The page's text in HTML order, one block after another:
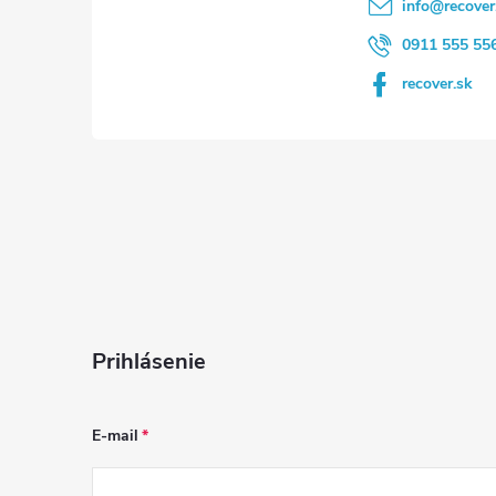
info@
0911 555
recover.sk
Prihlásenie
E-mail